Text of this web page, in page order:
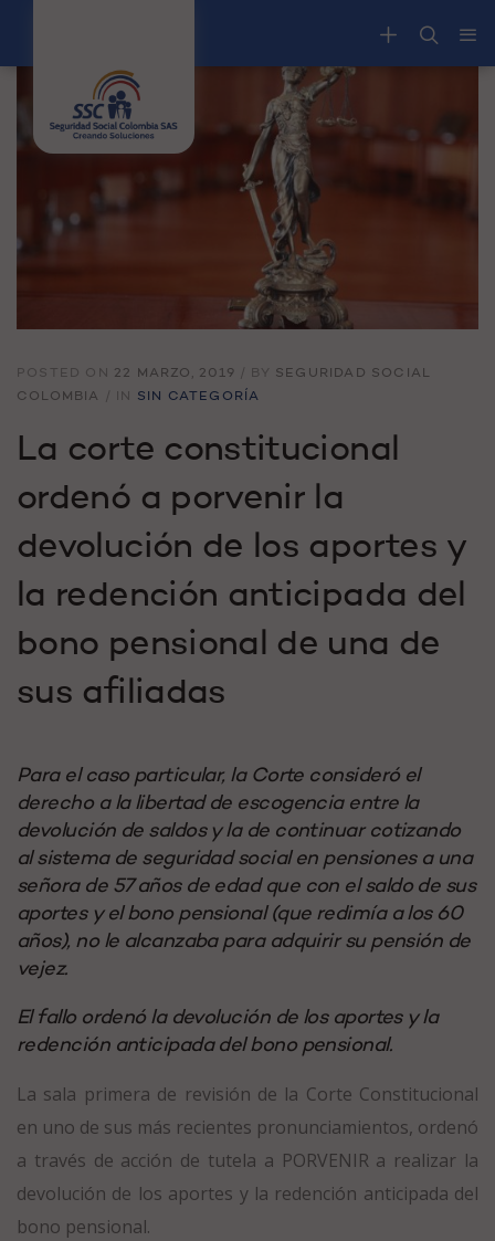
POSTED ON 22 MARZO, 2019 / BY SEGURIDAD SOCIAL
COLOMBIA
/ IN SIN CATEGORÍA
La corte constitucional
ordenó a porvenir la
devolución de los aportes y
la redención anticipada del
bono pensional de una de
sus afiliadas
Para el caso particular, la Corte consideró el
derecho a la libertad de escogencia entre la
devolución de saldos y la de continuar cotizando
al sistema de seguridad social en pensiones a una
señora de 57 años de edad que con el saldo de sus
aportes y el bono pensional (que redimía a los 60
años), no le alcanzaba para adquirir su pensión de
vejez.
El fallo ordenó la devolución de los aportes y la
redención anticipada del bono pensional.
La sala primera de revisión de la Corte Constitucional
en uno de sus más recientes pronunciamientos, ordenó
a través de acción de tutela a PORVENIR a realizar la
devolución de los aportes y la redención anticipada del
bono pensional.